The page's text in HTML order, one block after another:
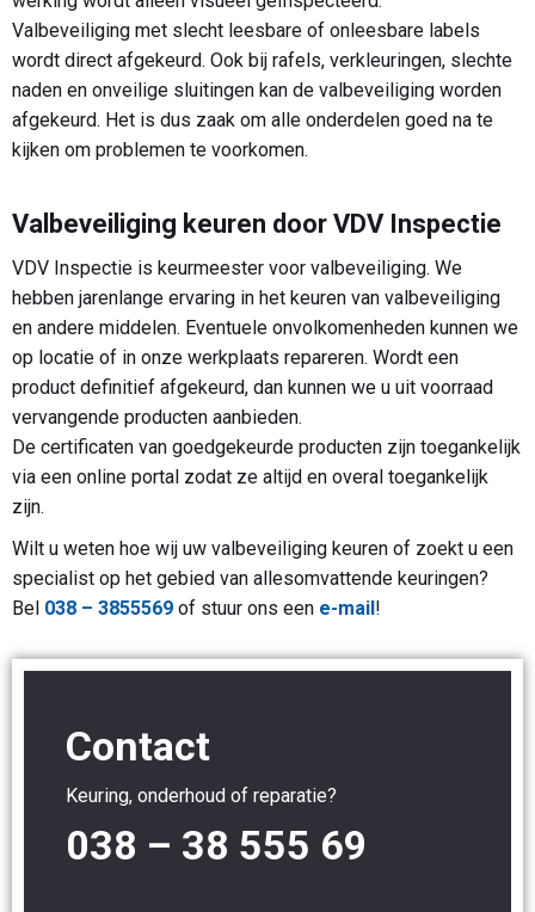
Valbeveiliging met slecht leesbare of onleesbare labels
wordt direct afgekeurd. Ook bij rafels, verkleuringen, slechte
naden en onveilige sluitingen kan de valbeveiliging worden
afgekeurd. Het is dus zaak om alle onderdelen goed na te
kijken om problemen te voorkomen.
Valbeveiliging keuren door VDV Inspectie
VDV Inspectie is keurmeester voor valbeveiliging. We
hebben jarenlange ervaring in het keuren van valbeveiliging
en andere middelen. Eventuele onvolkomenheden kunnen we
op locatie of in onze werkplaats repareren. Wordt een
product definitief afgekeurd, dan kunnen we u uit voorraad
vervangende producten aanbieden.
De certificaten van goedgekeurde producten zijn toegankelijk
via een online portal zodat ze altijd en overal toegankelijk
zijn.
Wilt u weten hoe wij uw valbeveiliging keuren of zoekt u een
specialist op het gebied van allesomvattende keuringen?
Bel 038 – 3855569 of stuur ons een e-mail!
Contact
Keuring, onderhoud of reparatie?
038 – 38 555 69